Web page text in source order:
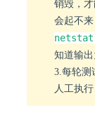
销毁，
会起不
知道输
3.每轮测
人工执行